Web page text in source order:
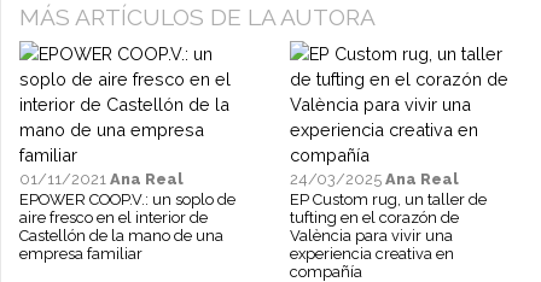
MÁS ARTÍCULOS DE LA AUTORA
01/11/2021 Ana Real
EPOWER COOP.V.: un soplo de
aire fresco en el interior de
Castellón de la mano de una
empresa familiar
24/03/2025 Ana Real
EP Custom rug, un taller de
tufting en el corazón de
València para vivir una
experiencia creativa en
compañía